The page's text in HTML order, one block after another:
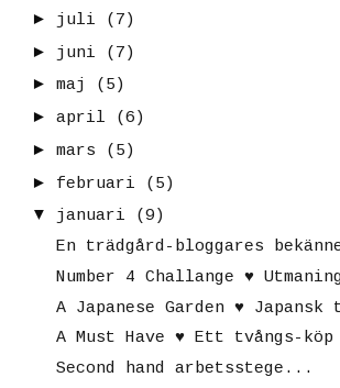
► juli
(7)
► juni
(7)
► maj
(5)
► april
(6)
► mars
(5)
► februari
(5)
▼
januari
(9)
En trädgård-bloggares
Number 4 Challange ♥
A Japanese Garden ♥ Japansk
A Must Have ♥ Ett tvångs-köp
Second hand arbetsstege...